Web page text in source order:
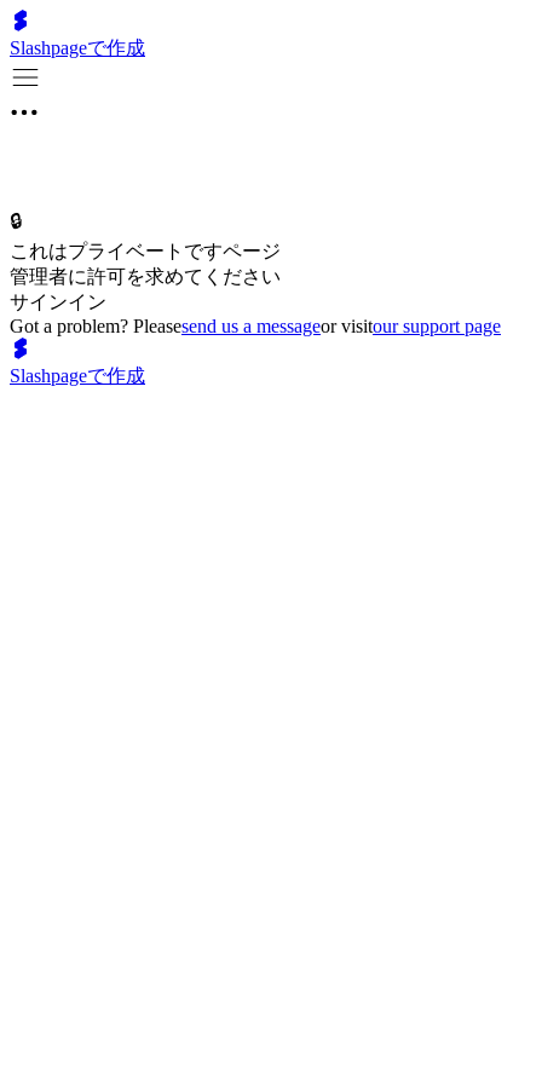
Slashpageで作成
🔒
これはプライベートですページ
管理者に許可を求めてください
サインイン
Got a problem? Pleasesend us a messageor visitour support page
Slashpageで作成